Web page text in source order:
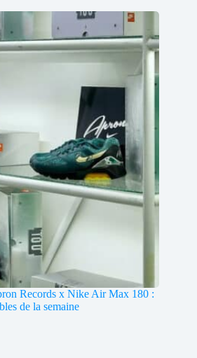
Records x Nike Air Max 180 :
de la semaine